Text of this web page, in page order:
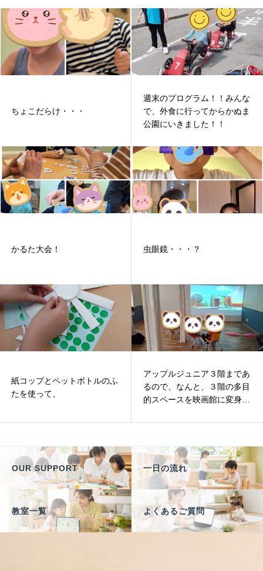
ちょこだらけ・・・
週末のプログラム！！みんな
で、外食に行ってからかぬま
公園にいきました！！
かるた大会！ 虫眼鏡・・・？
紙コップとペットボトルのふ
たを使って、
アップルジュニア３階まであ
るので、なんと、３階の多目
的スペースを映画館に変身さ
OUR SUPPORT 一日の流れ
教室一覧 よくあるご質問